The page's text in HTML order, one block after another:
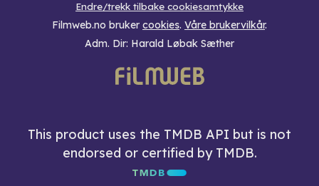
Endre/trekk tilbake cookiesamtykke
Filmweb.no bruker cookies. Våre brukervilkår.
Adm. Dir: Harald Løbak Sæther
This product uses the TMDB API but is not
endorsed or certified by TMDB.